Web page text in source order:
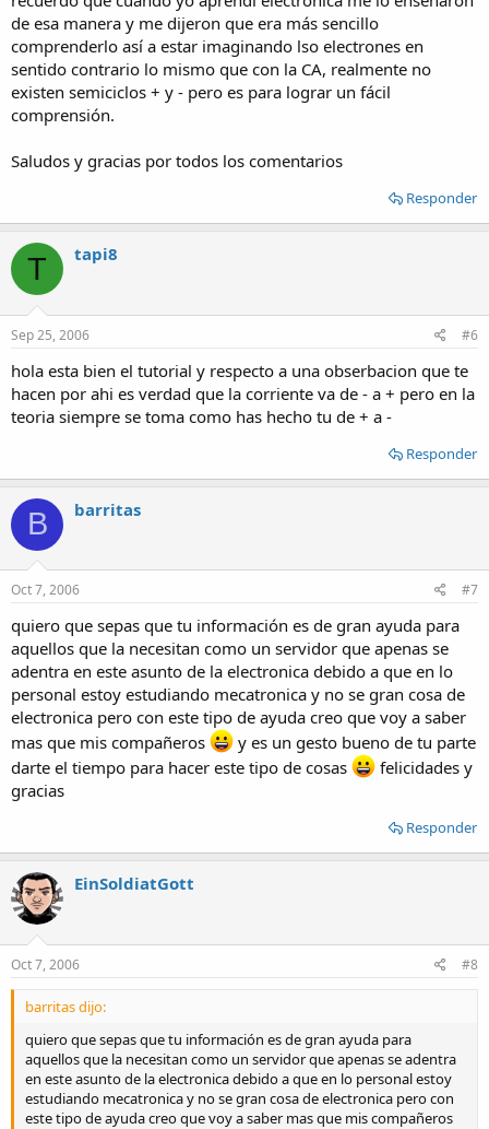
de esa manera y me dijeron que era más sencillo
comprenderlo así a estar imaginando lso electrones en
sentido contrario lo mismo que con la CA, realmente no
existen semiciclos + y - pero es para lograr un fácil
comprensión.
Saludos y gracias por todos los comentarios
Responder
T tapi8
Sep 25, 2006 #6
hola esta bien el tutorial y respecto a una obserbacion que te
hacen por ahi es verdad que la corriente va de - a + pero en la
teoria siempre se toma como has hecho tu de + a -
Responder
B barritas
Oct 7, 2006 #7
quiero que sepas que tu información es de gran ayuda para
aquellos que la necesitan como un servidor que apenas se
adentra en este asunto de la electronica debido a que en lo
personal estoy estudiando mecatronica y no se gran cosa de
electronica pero con este tipo de ayuda creo que voy a saber
mas que mis compañeros
y es un gesto bueno de tu parte
darte el tiempo para hacer este tipo de cosas
felicidades y
gracias
Responder
EinSoldiatGott
Oct 7, 2006 #8
barritas dijo:
quiero que sepas que tu información es de gran ayuda para
aquellos que la necesitan como un servidor que apenas se adentra
en este asunto de la electronica debido a que en lo personal estoy
estudiando mecatronica y no se gran cosa de electronica pero con
este tipo de ayuda creo que voy a saber mas que mis compañeros